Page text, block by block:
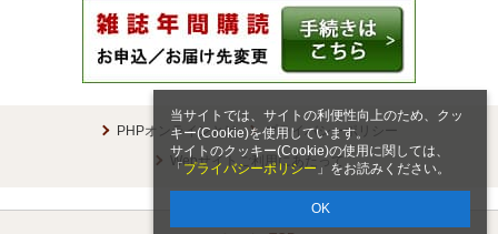
当サイトでは、サイトの利便性向上のため、クッ
キー(Cookie)を使用しています。
サイトのクッキー(Cookie)の使用に関しては、
「 プライバシーポリシー 」をお読みください。
OK
PHPオンラインとは
プライバシーポリシー
Webサイトご利用にあたって